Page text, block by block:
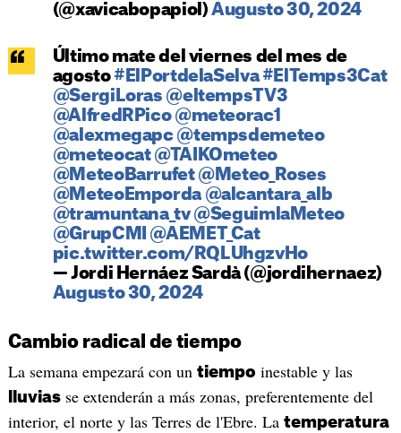
(@xavicabopapiol)Augusto 30, 2024
Último mate del viernes del mes de
agosto #ElPortdelaSelva #ElTemps3Cat
@SergiLoras @eltempsTV3
@AlfredRPico @meteorac1
@alexmegapc @tempsdemeteo
@meteocat @TAIKOmeteo
@MeteoBarrufet @Meteo_Roses
@MeteoEmporda @alcantara_alb
@tramuntana_tv @SeguimlaMeteo
@GrupCMI
@AEMET_Cat
pic.twitter.com/RQLUhgzvHo
— Jordi Hernáez Sardà (@jordihernaez)
Augusto 30, 2024
Cambio radical de tiempo
La semana empezará con un tiempo inestable y las
lluviasse extenderán a más zonas, preferentemente del
interior, el norte y las Terres de l'Ebre. La temperatura